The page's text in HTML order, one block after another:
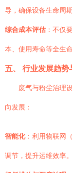
导，确保设备生命周
综合成本评估 ：不仅
本、使用寿命等全生
五、 行业发展趋势
废气与粉尘治理
向发展：
智能化：利用物联网
调节，提升运维效率。